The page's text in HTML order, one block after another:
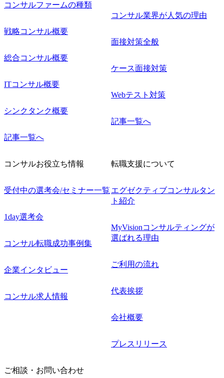
コンサルファームの種類
戦略コンサル概要
総合コンサル概要
ITコンサル概要
シンクタンク概要
記事一覧へ
コンサル業界が人気の理由
面接対策全般
ケース面接対策
Webテスト対策
記事一覧へ
コンサルお役立ち情報
受付中の選考会/セミナー一覧
1day選考会
コンサル転職成功事例集
企業インタビュー
コンサル求人情報
転職支援について
エグゼクティブコンサルタン
ト紹介
MyVisionコンサルティングが
選ばれる理由
ご利用の流れ
代表挨拶
会社概要
プレスリリース
ご相談・お問い合わせ